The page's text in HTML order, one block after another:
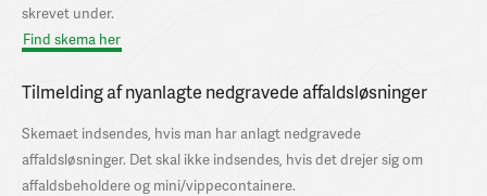
skrevet under.
Find skema her
Tilmelding af nyanlagte nedgravede affaldsløsninger
Skemaet indsendes, hvis man har anlagt nedgravede
affaldsløsninger. Det skal ikke indsendes, hvis det drejer sig om
affaldsbeholdere og mini/vippecontainere.